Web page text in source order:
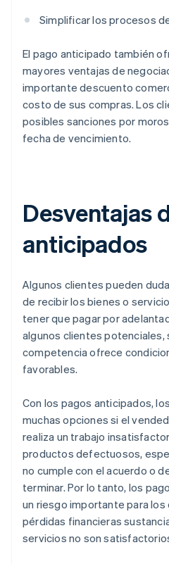
Simplificar los procesos
El pago anticipado también
mayores ventajas de
importante descuento
costo de sus compras. Los
posibles sanciones por
fecha de vencimiento.
Desventajas
anticipados
Algunos clientes pueden
de recibir los bienes o
tener que pagar por
algunos clientes potenciales,
competencia ofrece
favorables.
Con los pagos anticipados,
muchas opciones si el
realiza un trabajo
productos defectuosos,
no cumple con el acuerdo o
terminar. Por lo tanto, los
un riesgo importante para
pérdidas financieras
servicios no son